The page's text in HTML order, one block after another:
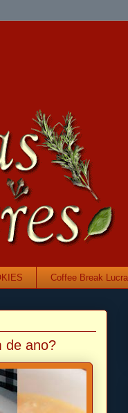
Coffee Break
de ano?